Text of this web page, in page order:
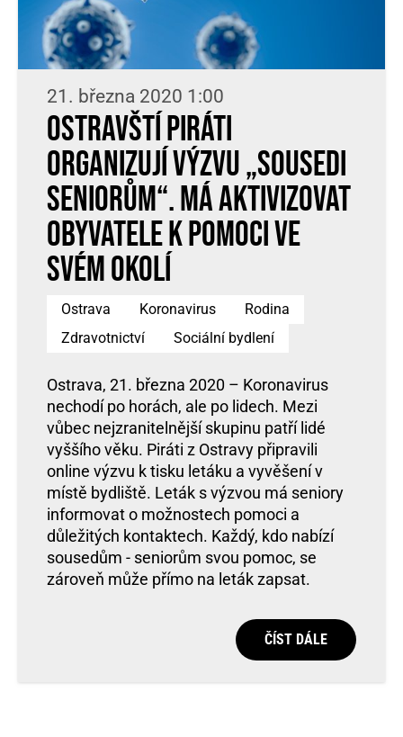
21. března 2020 1:00
Ostravští Piráti
organizují výzvu „SOUSEDI
SENIORŮM“. Má aktivizovat
obyvatele k pomoci ve
svém okolí
Ostrava Koronavirus
Rodina
Zdravotnictví
Sociální bydlení
Ostrava, 21. března 2020 – Koronavirus
nechodí po horách, ale po lidech. Mezi
vůbec nejzranitelnější skupinu patří lidé
vyššího věku. Piráti z Ostravy připravili
online výzvu k tisku letáku a vyvěšení v
místě bydliště. Leták s výzvou má seniory
informovat o možnostech pomoci a
důležitých kontaktech. Každý, kdo nabízí
sousedům - seniorům svou pomoc, se
zároveň může přímo na leták zapsat.
ČÍST DÁLE